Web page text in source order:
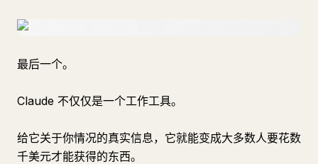
最后一个。
Claude 不仅仅是一个工作工具。
给它关于你情况的真实信息，它就能变成大多数人要花数
千美元才能获得的东西。